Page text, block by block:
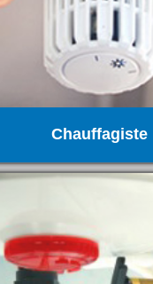
Chauffagiste